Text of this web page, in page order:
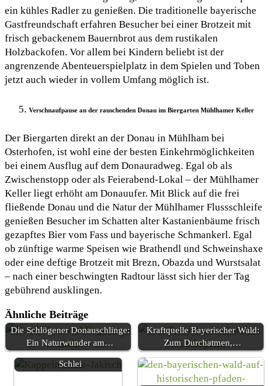
ein kühles Radler zu genießen. Die traditionelle bayerische
Gastfreundschaft erfahren Besucher bei einer Brotzeit mit
frisch gebackenem Bauernbrot aus dem rustikalen
Holzbackofen. Vor allem bei Kindern beliebt ist der
angrenzende Abenteuerspielplatz in dem Spielen und Toben
jetzt auch wieder in vollem Umfang möglich ist.
Verschnaufpause an der rauschenden Donau im Biergarten Mühlhamer Keller
Der Biergarten direkt an der Donau in Mühlham bei
Osterhofen, ist wohl eine der besten Einkehrmöglichkeiten
bei einem Ausflug auf dem Donauradweg. Egal ob als
Zwischenstopp oder als Feierabend-Lokal – der Mühlhamer
Keller liegt erhöht am Donauufer. Mit Blick auf die frei
fließende Donau und die Natur der Mühlhamer Flussschleife
genießen Besucher im Schatten alter Kastanienbäume frisch
gezapftes Bier vom Fass und bayerische Schmankerl. Egal
ob zünftige warme Speisen wie Brathendl und Schweinshaxe
oder eine deftige Brotzeit mit Brezn, Obazda und Wurstsalat
– nach einer beschwingten Radtour lässt sich hier der Tag
gebührend ausklingen.
Ähnliche Beiträge
Die Schlögener Donauschlinge:
Ein Naturwunder am…
Kraftquelle Bayerischer Wald:
Zum Durchatmen,…
Die schönsten Kraftorte
rund um Kappeln an der
Schlei